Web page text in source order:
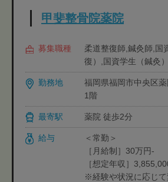
甲斐整骨院薬院
募集職種
柔道整復師,鍼灸師,国
復）,国資学生（鍼灸）
勤務地
福岡県福岡市中央区
1階
最寄駅 薬院 徒歩2分
給与
＜常勤＞
［月給制］30万円‐
［想定年収］
※経験や状況に応じて